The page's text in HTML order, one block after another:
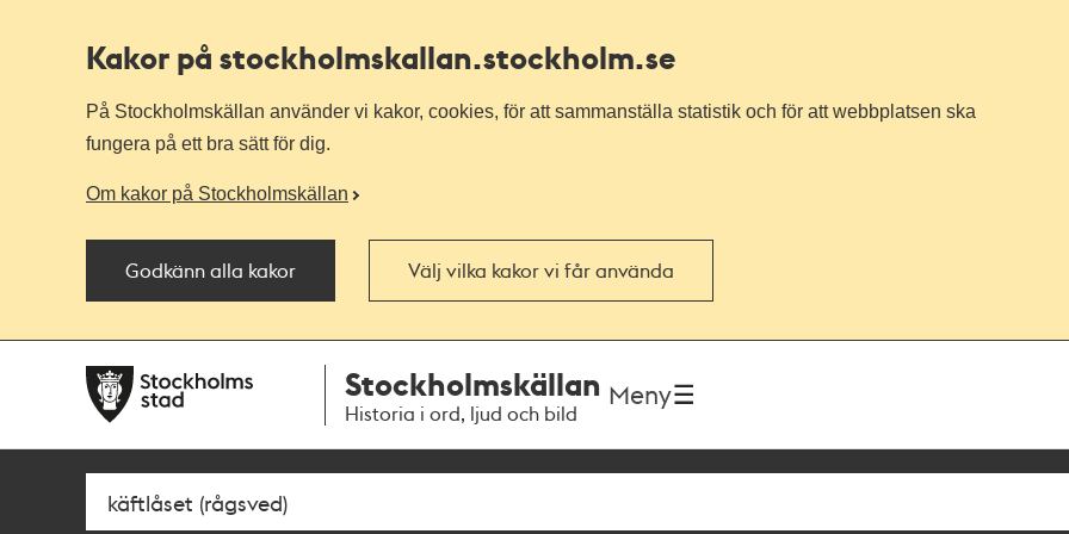
Kakor på stockholmskallan.stockholm.se
På Stockholmskällan använder vi kakor, cookies, för att sammanställa statistik och för att webbplatsen ska
fungera på ett bra sätt för dig.
Om kakor på Stockholmskällan
Godkänn alla kakor Välj vilka kakor vi får använda
navigationen
huvudinnehållet
Stockholmskällan
Historia i ord, ljud och bild
Meny
SökFritextsök